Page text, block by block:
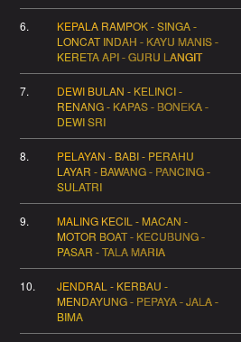
6.
KEPALA RAMPOK - SINGA -
LONCAT INDAH - KAYU MANIS -
KERETA API - GURU LANGIT
7.
DEWI BULAN - KELINCI -
RENANG - KAPAS - BONEKA -
DEWI SRI
8.
PELAYAN - BABI - PERAHU
LAYAR - BAWANG - PANCING -
SULATRI
9.
MALING KECIL - MACAN -
MOTOR BOAT - KECUBUNG -
PASAR - TALA MARIA
10.
JENDRAL - KERBAU -
MENDAYUNG - PEPAYA - JALA -
BIMA